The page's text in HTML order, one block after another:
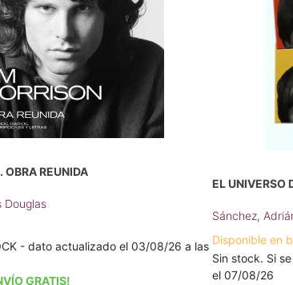
OBRA REUNIDA
Douglas
- dato actualizado el 03/08/26 a las
GRATIS!
EL UNIVERSO
Sánchez,
Disponible en
Sin stock. Si
el 07/08/26